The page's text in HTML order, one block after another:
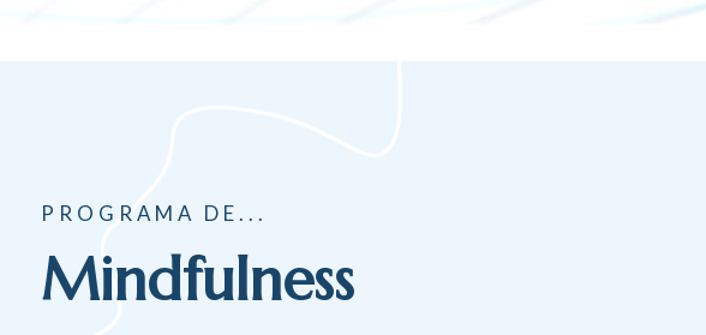
PROGRAMA DE...
Mindfulness